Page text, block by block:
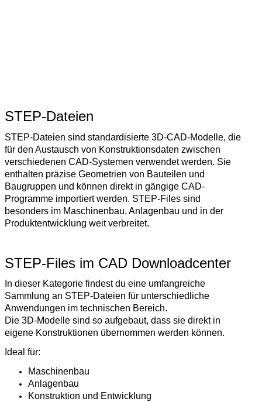
STEP-Dateien
STEP-Dateien sind standardisierte 3D-CAD-Modelle, die
für den Austausch von Konstruktionsdaten zwischen
verschiedenen CAD-Systemen verwendet werden. Sie
enthalten präzise Geometrien von Bauteilen und
Baugruppen und können direkt in gängige CAD-
Programme importiert werden. STEP-Files sind
besonders im Maschinenbau, Anlagenbau und in der
Produktentwicklung weit verbreitet.
STEP-Files im CAD Downloadcenter
In dieser Kategorie findest du eine umfangreiche
Sammlung an STEP-Dateien für unterschiedliche
Anwendungen im technischen Bereich.
Die 3D-Modelle sind so aufgebaut, dass sie direkt in
eigene Konstruktionen übernommen werden können.
Ideal für:
Maschinenbau
Anlagenbau
Konstruktion und Entwicklung